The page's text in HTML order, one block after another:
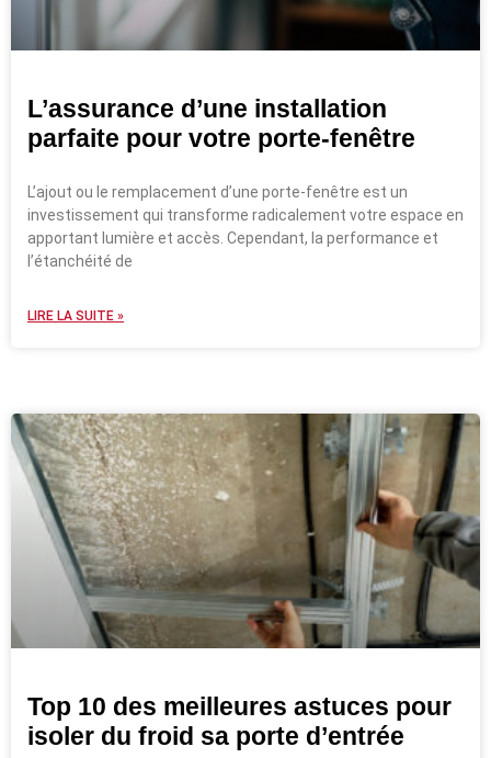
L’assurance d’une installation
parfaite pour votre porte-fenêtre
L’ajout ou le remplacement d’une porte-fenêtre est un
investissement qui transforme radicalement votre espace en
apportant lumière et accès. Cependant, la performance et
l’étanchéité de
LIRE LA SUITE »
Top 10 des meilleures astuces pour
isoler du froid sa porte d’entrée